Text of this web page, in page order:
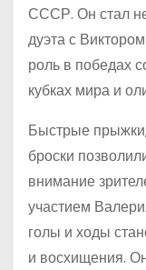
СССР. Он стал
дуэта с
роль в победах
кубках мира и
Быстрые
броски
внимание
участием
голы и ходы
и восхищения.